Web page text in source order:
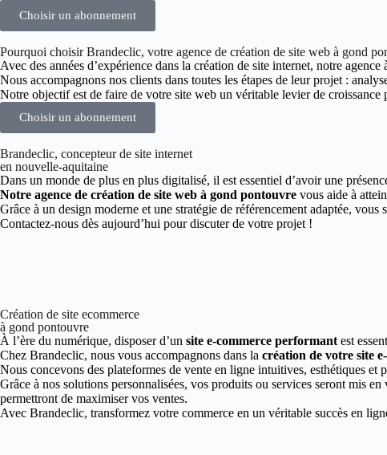
Choisir un abonnement
Pourquoi choisir Brandeclic, votre agence de création de site web à gond
Avec des années d’expérience dans la création de site internet, notre
Nous accompagnons nos clients dans toutes les étapes de leur projet :
Notre objectif est de faire de votre site web un véritable levier de croissance
Choisir un abonnement
Brandeclic, concepteur de site internet
en nouvelle-aquitaine
Dans un monde de plus en plus digitalisé, il est essentiel d’avoir une
Notre agence de création de site web à gond pontouvre vous aide à
Grâce à un design moderne et une stratégie de référencement adaptée,
Contactez-nous dès aujourd’hui pour discuter de votre projet !
Création de site ecommerce
à gond pontouvre
À l’ère du numérique, disposer d’un site e-commerce performant est
Chez Brandeclic, nous vous accompagnons dans la création de votre site
Nous concevons des plateformes de vente en ligne intuitives, esthétiques
Grâce à nos solutions personnalisées, vos produits ou services seront mis
permettront de maximiser vos ventes.
Avec Brandeclic, transformez votre commerce en un véritable succès en